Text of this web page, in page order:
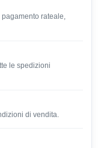
rateale,
le spedizioni
di vendita.